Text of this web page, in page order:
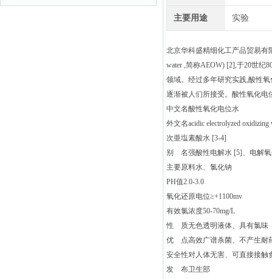
主要用途 实验
北京华科盛精细化工产品贸易有
water ,简称AEOW) [2],于20世
领域。经过多年研究实践,酸性
逐渐被人们所接受。酸性氧化电
中文名酸性氧化电位水
外文名acidic electrolyzed
次亜塩素酸水 [3-4]
别 名强酸性电解水 [5]、电解
主要原料水、氯化钠
PH值2.0-3.0
氧化还原电位≥+1100mv
有效氯浓度50-70mg/L
性 质无色透明液体、具有氯味
优 点高效广谱杀菌、不产生耐
安全性对人体无害、可直接接触
发 布卫生部